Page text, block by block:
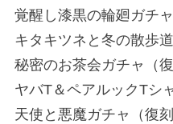
覚醒し漆黒の輪廻ガチャ
キタキツネと冬の散歩
秘密のお茶会ガチャ（復
ヤバT＆ペアルックTシ
天使と悪魔ガチャ（復刻